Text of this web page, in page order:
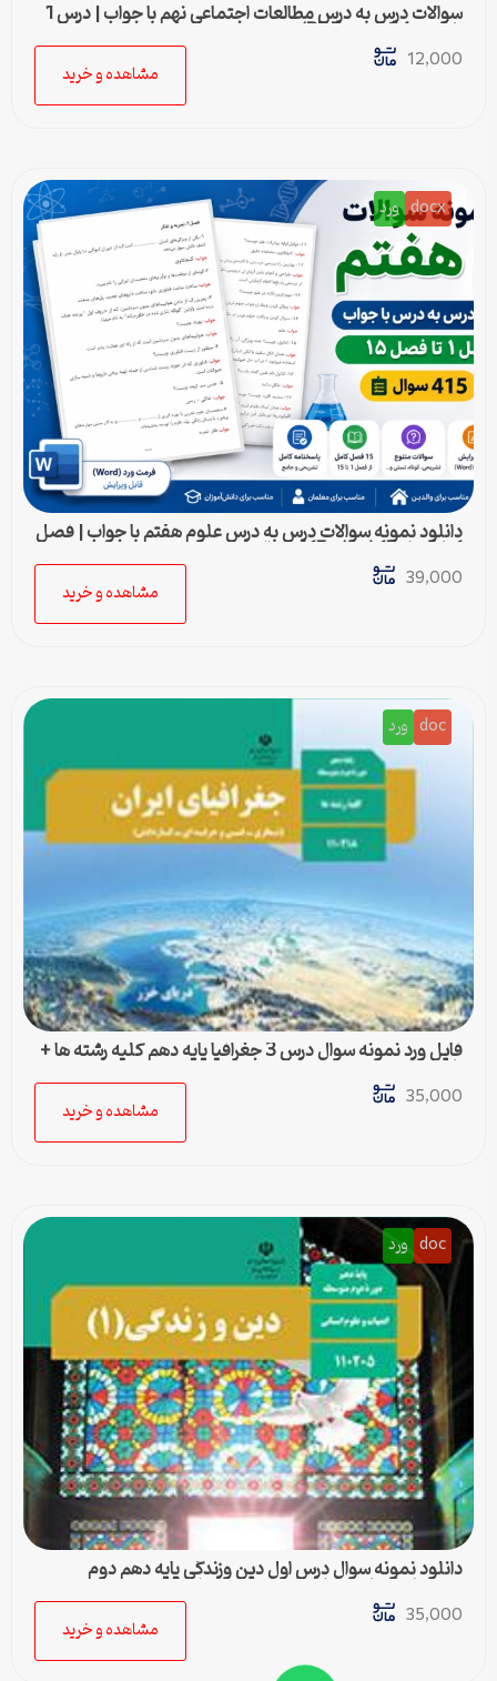
سوالات درس به درس مطالعات اجتماعی نهم با جواب | درس 1
تا درس 24 (ورد و PDF)
12,000
مشاهده و خرید
docx ورد
دانلود نمونه سوالات درس به درس علوم هفتم با جواب | فصل
1 تا فصل 15 (ورد) – 415 سوال
39,000
مشاهده و خرید
doc ورد
فایل ورد نمونه سوال درس 3 جغرافیا پایه دهم کلیه رشته ها +
پاسخ
35,000
مشاهده و خرید
doc ورد
دانلود نمونه سوال درس اول دین وزندگی پایه دهم دوم
متوسطه ادبیات و علوم انسانی به همراه پاسخ
35,000
مشاهده و خرید